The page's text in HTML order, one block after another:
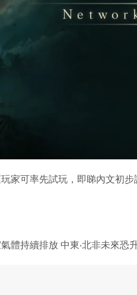
家可率先試玩，即睇內文初步
體持續排放 中東‧北非未來恐